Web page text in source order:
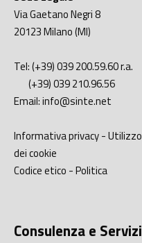
Via Gaetano Negri 8
20123Milano (MI)
Tel:(+39) 039 200.59.60r.a.
(+39) 039 210.96.56
Email:info@sinte.net
Informativa privacy-Utilizzo
dei cookie
Codice etico -Politica
Consulenza e Servizi